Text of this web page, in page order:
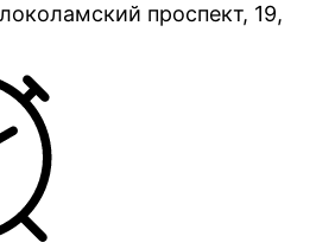
проспект, 19,